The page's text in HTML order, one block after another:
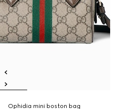
Ophidia mini boston bag